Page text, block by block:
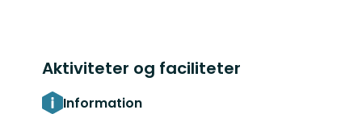
Aktiviteter og faciliteter
Information